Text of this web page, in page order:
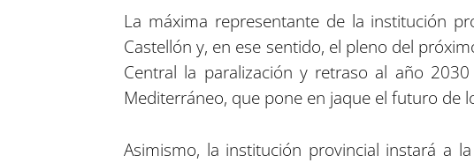
La máxima representante de la institución
Castellón y, en ese sentido, el pleno del
Central la paralización y retraso al año
Mediterráneo, que pone en jaque el futuro de
Asimismo, la institución provincial instará a